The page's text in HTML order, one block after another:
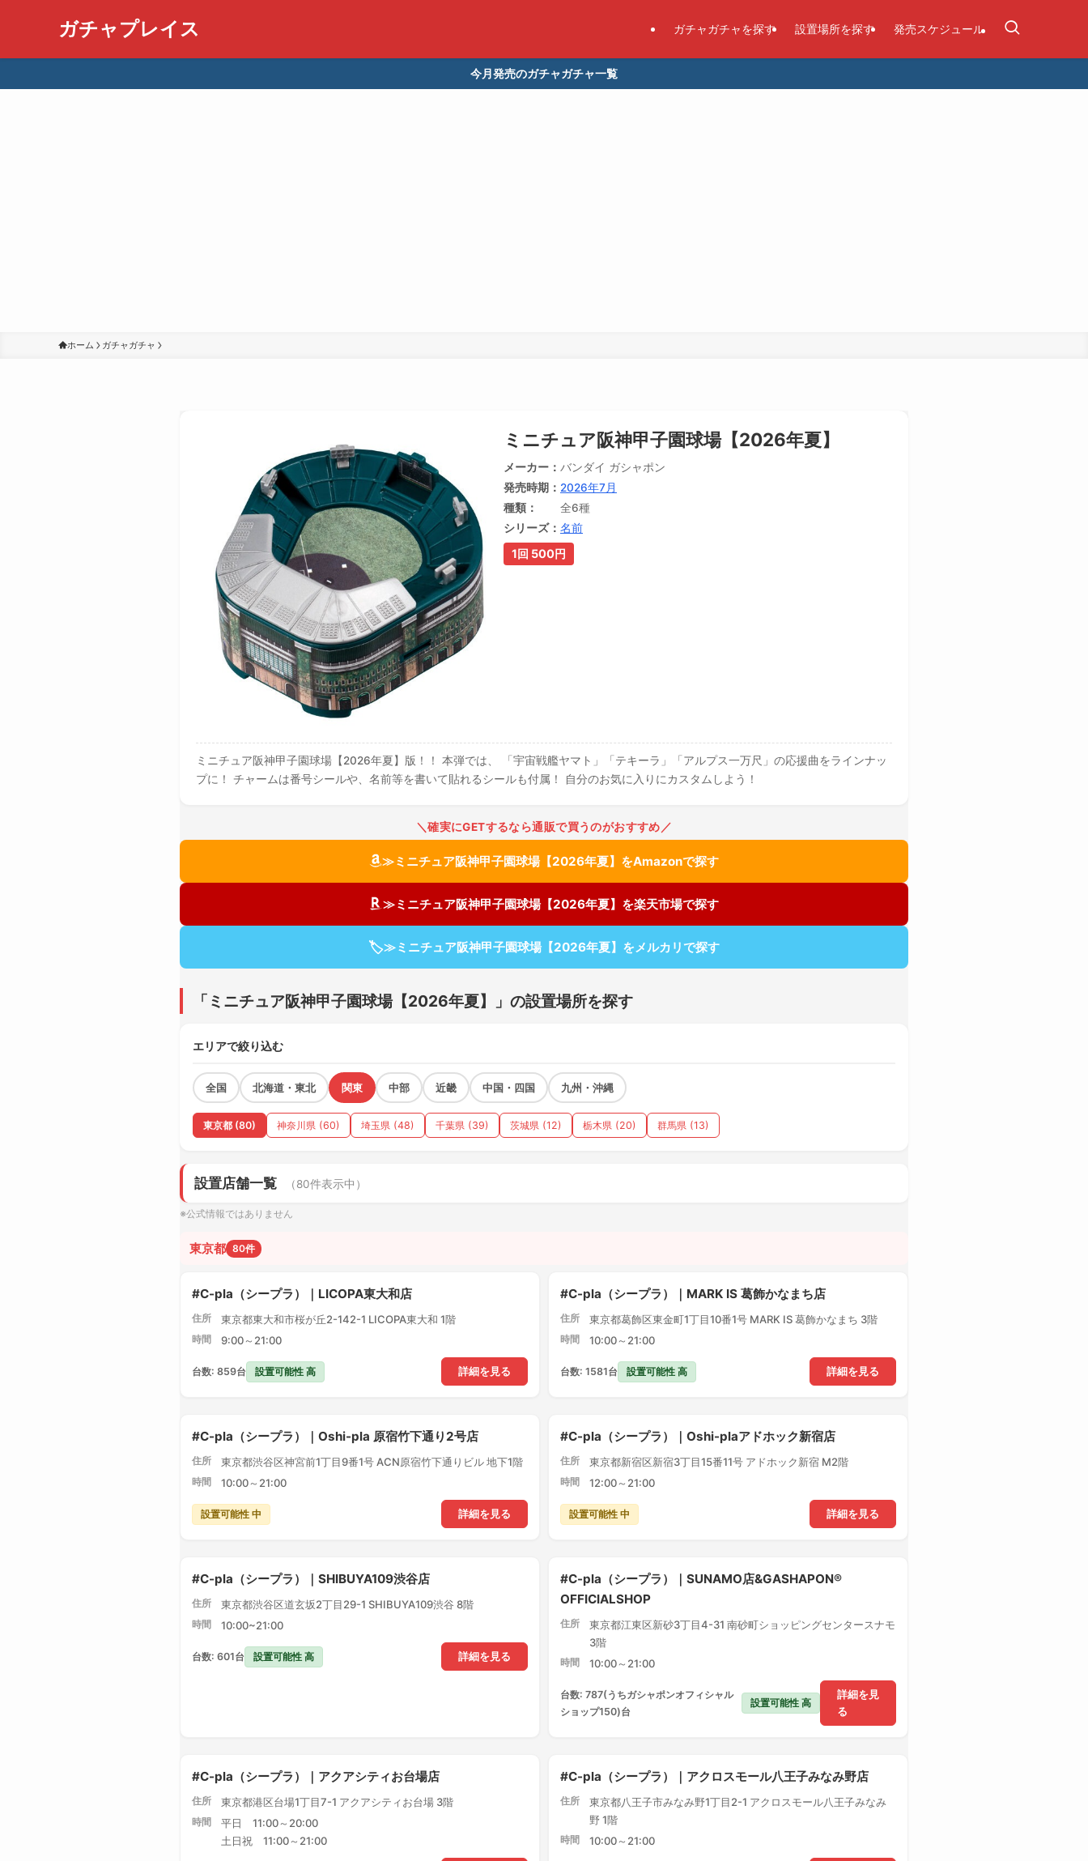
ガチャプレイス ガチャガチャを探す 設置場所を探す 発売スケジュール
今月発売のガチャガチャ一覧
ホーム ガチャガチャ
ミニチュア阪神甲子園球場【2026年夏】
メーカー
バンダイ ガシャポン
発売時期
2026年7月
種類
全6種
シリーズ
名前
1回 500円
ミニチュア阪神甲子園球場【2026年夏】版！！ 本弾では、 「宇宙戦艦ヤマト」「テキーラ」「アルプス一万尺」の応援曲をラインナッ
プに！ チャームは番号シールや、名前等を書いて貼れるシールも付属！ 自分のお気に入りにカスタムしよう！
＼確実にGETするなら通販で買うのがおすすめ／
≫ミニチュア阪神甲子園球場【2026年夏】をAmazonで探す
≫ミニチュア阪神甲子園球場【2026年夏】を楽天市場で探す
🏷≫ミニチュア阪神甲子園球場【2026年夏】をメルカリで探す
「ミニチュア阪神甲子園球場【2026年夏】」の設置場所を探す
エリアで絞り込む
全国 北海道・東北 関東 中部 近畿 中国・四国 九州・沖縄
東京都 (80) 神奈川県 (60) 埼玉県 (48) 千葉県 (39) 茨城県 (12) 栃木県 (20) 群馬県 (13)
設置店舗一覧 （80件表示中）
※公式情報ではありません
東京都 80件
#C-pla（シープラ）｜LICOPA東大和店
住所 東京都東大和市桜が丘2-142-1 LICOPA東大和 1階
時間 9:00～21:00
詳細を見る
台数: 859台 設置可能性 高
#C-pla（シープラ）｜MARK IS 葛飾かなまち店
住所 東京都葛飾区東金町1丁目10番1号 MARK IS 葛飾かなまち 3階
時間 10:00～21:00
詳細を見る
台数: 1581台 設置可能性 高
#C-pla（シープラ）｜Oshi-pla 原宿竹下通り2号店
住所 東京都渋谷区神宮前1丁目9番1号 ACN原宿竹下通りビル 地下1階
時間 10:00～21:00
詳細を見る
設置可能性 中
#C-pla（シープラ）｜Oshi-plaアドホック新宿店
住所 東京都新宿区新宿3丁目15番11号 アドホック新宿 M2階
時間 12:00～21:00
詳細を見る
設置可能性 中
#C-pla（シープラ）｜SHIBUYA109渋谷店
住所 東京都渋谷区道玄坂2丁目29-1 SHIBUYA109渋谷 8階
時間 10:00~21:00
詳細を見る
台数: 601台 設置可能性 高
#C-pla（シープラ）｜SUNAMO店&GASHAPON®
OFFICIALSHOP
住所
東京都江東区新砂3丁目4-31 南砂町ショッピングセンタースナモ
3階
時間 10:00～21:00
詳細を見
る
台数: 787(うちガシャポンオフィシャル
ショップ150)台
設置可能性 高
#C-pla（シープラ）｜アクアシティお台場店
住所 東京都港区台場1丁目7-1 アクアシティお台場 3階
時間
平日 11:00～20:00
土日祝 11:00～21:00
#C-pla（シープラ）｜アクロスモール八王子みなみ野店
住所
東京都八王子市みなみ野1丁目2-1 アクロスモール八王子みなみ
野 1階
時間 10:00～21:00